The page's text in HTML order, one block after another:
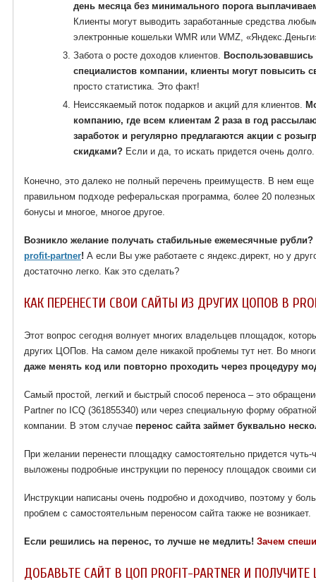
день месяца без минимального порога
Клиенты могут выводить заработанные средства
электронные кошельки WMR или WMZ,
Забота о росте доходов клиентов.
специалистов компании, клиенты могут повысить
просто статистика. Это факт!
Неиссякаемый поток подарков и акций для клиентов.
компанию, где всем клиентам 2 раза в год
заработок и регулярно предлагаются акции с
скидками? Если и да, то искать придется очень долго.
Конечно, это далеко не полный перечень преимуществ. В нем
правильном подходе реферальская программа, более 20
бонусы и многое, многое другое.
Возникло желание получать стабильные ежемесячные
profit-partner! А если Вы уже работаете с яндекс.директ, но у
достаточно легко. Как это сделать?
КАК ПЕРЕНЕСТИ СВОИ САЙТЫ ИЗ ДРУГИХ ЦОПОВ В
Этот вопрос сегодня волнует многих владельцев площадок,
других ЦОПов. На самом деле никакой проблемы тут нет. Во
даже менять код или повторно проходить через процедуру
Самый простой, легкий и быстрый способ переноса – это
Partner по ICQ (361855340) или через специальную форму
компании. В этом случае перенос сайта займет буквально
При желании перенести площадку самостоятельно придется чуть-
выложены подробные инструкции по переносу площадок своими
Инструкции написаны очень подробно и доходчиво, поэтому у
проблем с самостоятельным переносом сайта также не возникает.
Если решились на перенос, то лучше не медлить! Зачем
ДОБАВЬТЕ САЙТ В ЦОП PROFIT-PARTNER И